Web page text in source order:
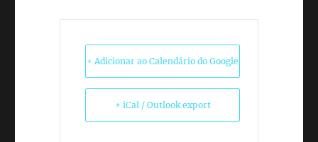
+ Adicionar ao Calendário do Google
+ iCal / Outlook export